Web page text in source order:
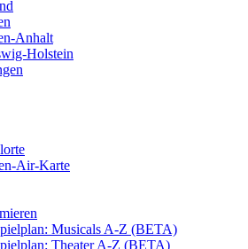
Anhalt
Holstein
Air-Karte
Musicals A-Z (BETA)
Theater A-Z (BETA)